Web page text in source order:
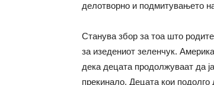
делотворно и подмитувањето
Станува збор за тоа што
за изедениот зеленчук.
дека децата продолжуваат да
прекинало. Децата кои